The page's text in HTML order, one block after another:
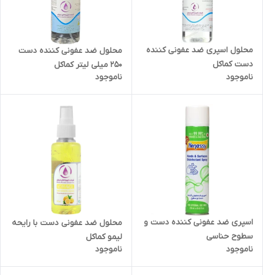
محلول اسپری ضد عفونی کننده
دست کماکل
ناموجود
محلول ضد عفونی کننده دست
250 میلی لیتر کماکل
ناموجود
اسپری ضد عفونی کننده دست و
سطوح حناسی
ناموجود
محلول ضد عفونی دست با رایحه
لیمو کماکل
ناموجود